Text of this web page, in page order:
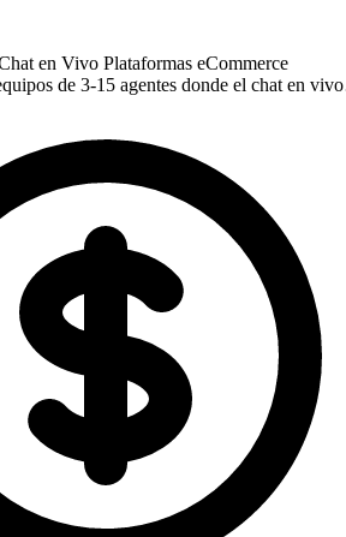
en Vivo Plataformas eCommerce
de 3-15 agentes donde el chat en